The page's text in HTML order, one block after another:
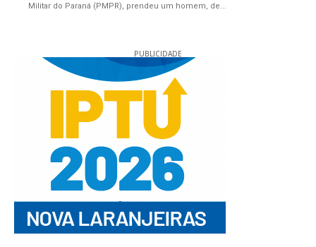
Militar do Paraná (PMPR), prendeu um homem, de...
PUBLICIDADE